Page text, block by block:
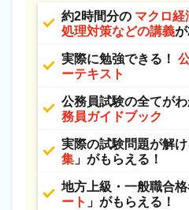
約2時間分の マクロ経
処理対策などの講義
実際に勉強できる！
ーテキスト
公務員試験の全てがわ
務員ガイドブック
実際の試験問題が解け
集 」がもらえる！
地方上級・一般職合格
ート 」がもらえる！